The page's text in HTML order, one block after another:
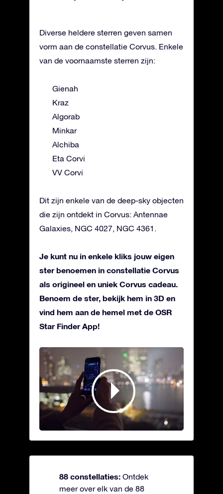
Diverse heldere sterren geven samen
vorm aan de constellatie Corvus. Enkele
van de voornaamste sterren zijn:
Gienah
Kraz
Algorab
Minkar
Alchiba
Eta Corvi
VV Corvi
Dit zijn enkele van de deep-sky objecten
die zijn ontdekt in Corvus: Antennae
Galaxies, NGC 4027, NGC 4361.
Je kunt nu in enkele kliks jouw eigen
ster benoemen in constellatie Corvus
als origineel en uniek Corvus cadeau.
Benoem de ster, bekijk hem in 3D en
vind hem aan de hemel met de OSR
Star Finder App!
88 constellaties: Ontdek
meer over elk van de 88